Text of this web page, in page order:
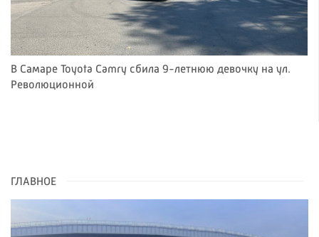
В Самаре Toyota Camry сбила 9-летнюю девочку на ул.
Революционной
ГЛАВНОЕ